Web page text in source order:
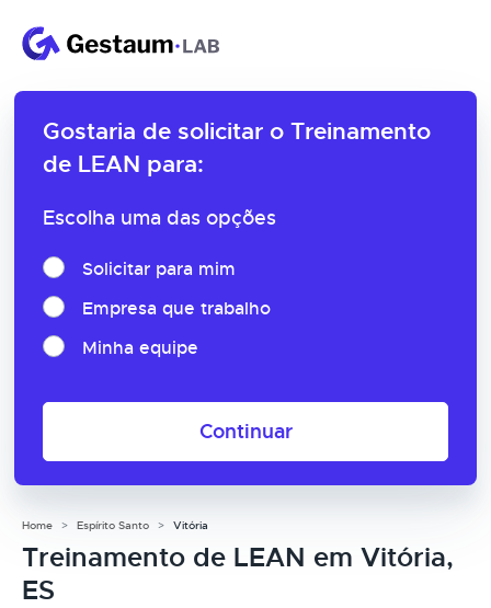
Gostaria de solicitar o Treinamento
de LEAN para:
Escolha uma das opções
Solicitar para mim
Empresa que trabalho
Minha equipe
Continuar
Home Espírito Santo Vitória
Treinamento de LEAN em Vitória,
ES